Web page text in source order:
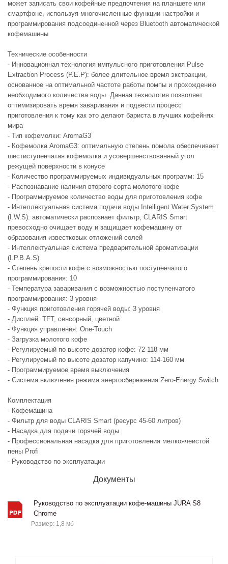
может записать свои кофейные предпочтения на планшете или
смартфоне, используя многочисленные функции настройки и
программирования подсоединенной через Bluetooth автоматической
кофемашины
Технические особенности
- Инновационная технология импульсного приготовления Pulse
Extraction Process (P.E.P): более длительное время экстракции,
основанное на оптимальной частоте работы помпы и прохождению
необходимого количества воды. Данная технология позволяет
оптимизировать время заваривания и подвести процесс
приготовления к тому как это делают бариста в лучших кофейнях
мира
- Тип кофемолки: AromaG3
- Кофемолка AromaG3: оптимальную степень помола обеспечивает
шестиступенчатая кофемолка и усовершенствованный угол
режущей поверхности в конусе
- Количество программируемых индивидуальных программ: 15
- Распознавание наличия второго сорта молотого кофе
- Программируемое количество воды для приготовления кофе
- Интеллектуальная система подачи воды Intelligent Water System
(I.W.S): автоматически распознает фильтр, CLARIS Smart
превосходно очищает воду и защищает кофемашину от
образования известковых отложений солей
- Интеллектуальная система предварительной ароматизации
(I.P.B.A.S)
- Степень крепости кофе с возможностью поступенчатого
программирования: 10
- Температура заваривания с возможностью поступенчатого
программирования: 3 уровня
- Функция приготовления горячей воды: 3 уровня
- Дисплей: TFT, сенсорный, цветной
- Функция управления: One-Touch
- Загрузка молотого кофе
- Регулируемый по высоте дозатор кофе: 72-118 мм
- Регулируемый по высоте дозатор капучино: 114-160 мм
- Программируемое время выключения
- Система включения режима энергосбережения Zero-Energy Switch
Комплектация
- Кофемашина
- Фильтр для воды CLARIS Smart (ресурс 45-60 литров)
- Насадка для подачи горячей воды
- Профессиональная насадка для приготовления мелкоячеистой
пены Profi
- Руководство по эксплуатации
Документы
Руководство по эксплуатации кофе-машины JURA S8
Chrome
Размер: 1,8 мб